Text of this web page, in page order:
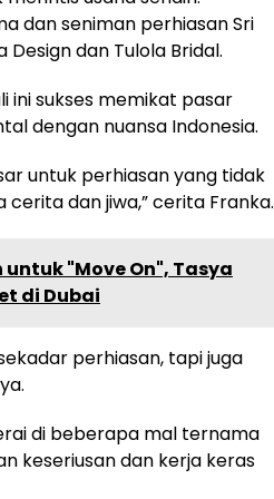
dan seniman perhiasan Sri
Design dan Tulola Bridal.
ini sukses memikat pasar
dengan nuansa Indonesia.
untuk perhiasan yang tidak
dan jiwa,” cerita Franka.
"Move On", Tasya
di Dubai
perhiasan, tapi juga
di beberapa mal ternama
keseriusan dan kerja keras